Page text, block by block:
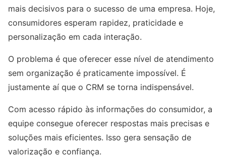
mais decisivos para o sucesso de uma empresa. Hoje,
consumidores esperam rapidez, praticidade e
personalização em cada interação.
O problema é que oferecer esse nível de atendimento
sem organização é praticamente impossível. É
justamente aí que o CRM se torna indispensável.
Com acesso rápido às informações do consumidor, a
equipe consegue oferecer respostas mais precisas e
soluções mais eficientes. Isso gera sensação de
valorização e confiança.